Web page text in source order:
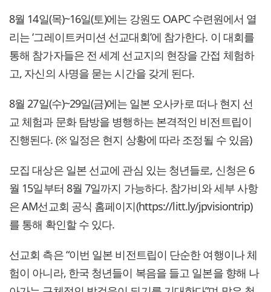
8월 14일(목)~16일(토)에는 강원도 OAPC 수련원에서 열
리는 ‘그레이트커미션 선교대회’에 참가한다. 이 대회를
통해 참가자들은 전 세계 선교지의 현장을 간접 체험하
고, 자신의 사명을 묻는 시간을 갖게 된다.
8월 27일(수)~29일(금)에는 일본 오사카로 떠나 현지 선
교 체험과 문화 탐방을 병행하는 본격적인 비전트립이
진행된다. (※ 일정은 현지 상황에 따라 조정될 수 있음)
모집 대상은 일본 선교에 관심 있는 청년들로, 신청은 6
월 15일부터 8월 7일까지 가능하다. 참가비와 세부 사항
은 AM선교회 공식 홈페이지(https://litt.ly/jpvisiontrip)
를 통해 확인할 수 있다.
선교회 측은 “이번 일본 비전트립이 단순한 여행이나 체
험이 아니라, 한국 청년들이 복음을 들고 일본을 향해 나